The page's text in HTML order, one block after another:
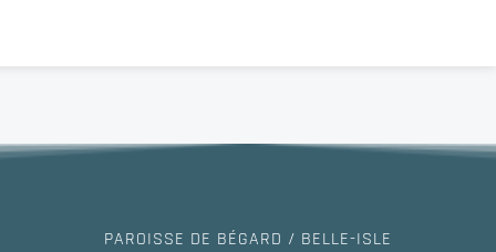
PAROISSE DE BÉGARD / BELLE-ISLE